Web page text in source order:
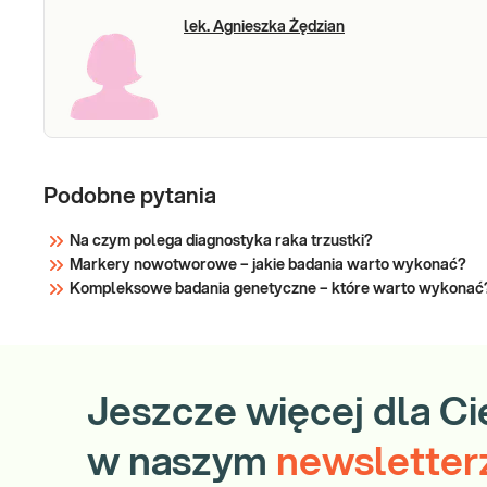
lek. Agnieszka Żędzian
Podobne pytania
Na czym polega diagnostyka raka trzustki?
Markery nowotworowe – jakie badania warto wykonać?
Kompleksowe badania genetyczne – które warto
Jeszcze więcej dla
w naszym